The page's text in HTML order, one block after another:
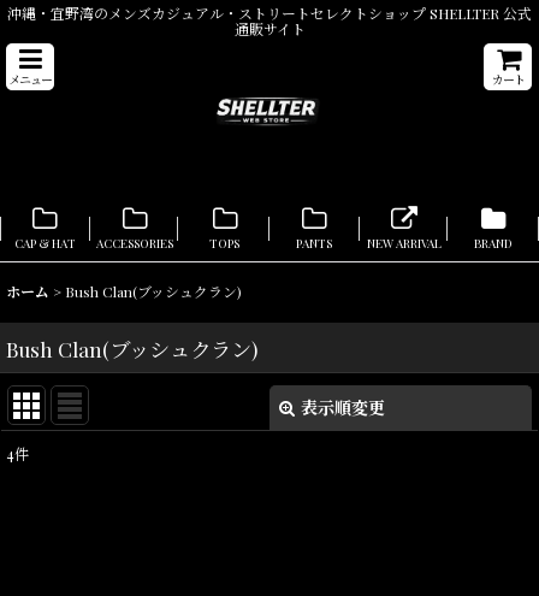
沖縄・宜野湾のメンズカジュアル・ストリートセレクトショップ SHELLTER 公式
通販サイト
メニュー カート
CAP & HAT ACCESSORIES TOPS PANTS NEW ARRIVAL BRAND
ホーム > Bush Clan(ブッシュクラン)
Bush Clan(ブッシュクラン)
表示順変更
4件